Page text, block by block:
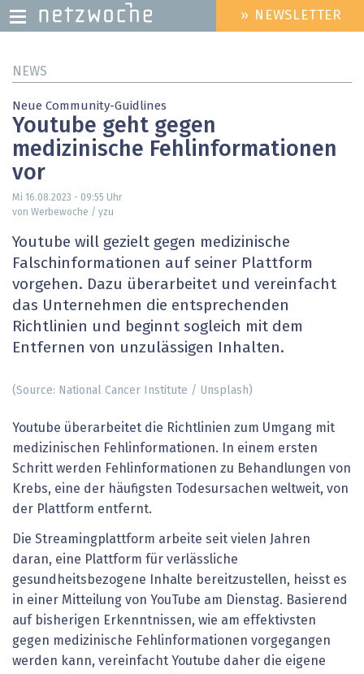
zum
HEADER
MENU
» NEWSLETTER
NEWS
Neue Community-Guidlines
Youtube geht gegen
medizinische Fehlinformationen
vor
Mi 16.08.2023 - 09:55 Uhr
von Werbewoche / yzu
Youtube will gezielt gegen medizinische
Falschinformationen auf seiner Plattform
vorgehen. Dazu überarbeitet und vereinfacht
das Unternehmen die entsprechenden
Richtlinien und beginnt sogleich mit dem
Entfernen von unzulässigen Inhalten.
(Source: National Cancer Institute / Unsplash)
Youtube überarbeitet die Richtlinien zum Umgang mit
medizinischen Fehlinformationen. In einem ersten
Schritt werden Fehlinformationen zu Behandlungen von
Krebs, eine der häufigsten Todesursachen weltweit, von
der Plattform entfernt.
Die Streamingplattform arbeite seit vielen Jahren
daran, eine Plattform für verlässliche
gesundheitsbezogene Inhalte bereitzustellen, heisst es
in einer Mitteilung von YouTube am Dienstag. Basierend
auf bisherigen Erkenntnissen, wie am effektivsten
gegen medizinische Fehlinformationen vorgegangen
werden kann, vereinfacht Youtube daher die eigene